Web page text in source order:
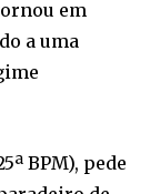
em
a uma
BPM), pede